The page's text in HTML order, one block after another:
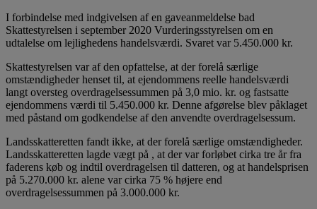
I forbindelse med indgivelsen af en gaveanmeldelse bad
Skattestyrelsen i september 2020 Vurderingsstyrelsen om en
udtalelse om lejlighedens handelsværdi. Svaret var 5.450.000 kr.
Skattestyrelsen var af den opfattelse, at der forelå særlige
omstændigheder henset til, at ejendommens reelle handelsværdi
langt oversteg overdragelsessummen på 3,0 mio. kr. og fastsatte
ejendommens værdi til 5.450.000 kr. Denne afgørelse blev påklaget
med påstand om godkendelse af den anvendte overdragelsessum.
Landsskatteretten fandt ikke, at der forelå særlige omstændigheder.
Landsskatteretten lagde vægt på , at der var forløbet cirka tre år fra
faderens køb og indtil overdragelsen til datteren, og at handelsprisen
på 5.270.000 kr. alene var cirka 75 % højere end
overdragelsessummen på 3.000.000 kr.